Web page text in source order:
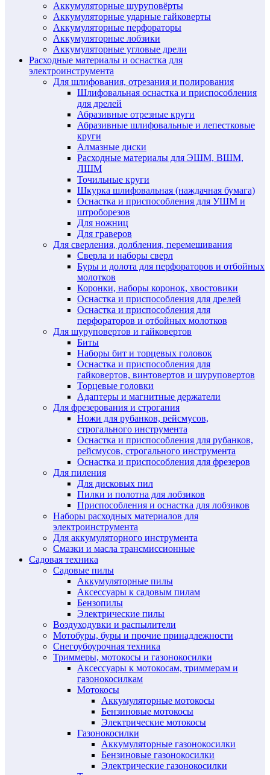
Аккумуляторные шуруповёрты
Аккумуляторные ударные гайковерты
Аккумуляторные перфораторы
Аккумуляторные лобзики
Аккумуляторные угловые дрели
Расходные материалы и оснастка для
электроинструмента
Для шлифования, отрезания и полирования
Шлифовальная оснастка и приспособления
для дрелей
Абразивные отрезные круги
Абразивные шлифовальные и лепестковые
круги
Алмазные диски
Расходные материалы для ЭШМ, ВШМ,
ЛШМ
Точильные круги
Шкурка шлифовальная (наждачная бумага)
Оснастка и приспособления для УШМ и
штроборезов
Для ножниц
Для граверов
Для сверления, долбления, перемешивания
Сверла и наборы сверл
Буры и долота для перфораторов и отбойных
молотков
Коронки, наборы коронок, хвостовики
Оснастка и приспособления для дрелей
Оснастка и приспособления для
перфораторов и отбойных молотков
Для шуруповертов и гайковертов
Биты
Наборы бит и торцевых головок
Оснастка и приспособления для
гайковертов, винтовертов и шуруповертов
Торцевые головки
Адаптеры и магнитные держатели
Для фрезерования и строгания
Ножи для рубанков, рейсмусов,
строгального инструмента
Оснастка и приспособления для рубанков,
рейсмусов, строгального инструмента
Оснастка и приспособления для фрезеров
Для пиления
Для дисковых пил
Пилки и полотна для лобзиков
Приспособления и оснастка для лобзиков
Наборы расходных материалов для
электроинструмента
Для аккумуляторного инструмента
Смазки и масла трансмиссионные
Садовая техника
Садовые пилы
Аккумуляторные пилы
Аксессуары к садовым пилам
Бензопилы
Электрические пилы
Воздуходувки и распылители
Мотобуры, буры и прочие принадлежности
Снегоубоурочная техника
Триммеры, мотокосы и газонокосилки
Аксессуары к мотокосам, триммерам и
газонокосилкам
Мотокосы
Аккумуляторные мотокосы
Бензиновые мотокосы
Электрические мотокосы
Газонокосилки
Аккумуляторные газонокосилки
Бензиновые газонокосилки
Электрические газонокосилки